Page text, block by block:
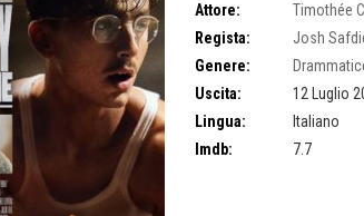
Attore: Timothée
Regista:
Josh
Genere:
Uscita:
12 Luglio
Lingua:
Italiano
Imdb:
7.7